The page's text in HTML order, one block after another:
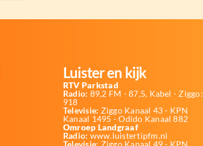
Luister en kijk
RTV Parkstad
Radio: 89,2 FM - 87,5, Kabel - Ziggo:
918
Televisie: Ziggo Kanaal 43 - KPN
Kanaal 1495 - Odido Kanaal 882
Omroep Landgraaf
Radio: www.luistertipfm.nl